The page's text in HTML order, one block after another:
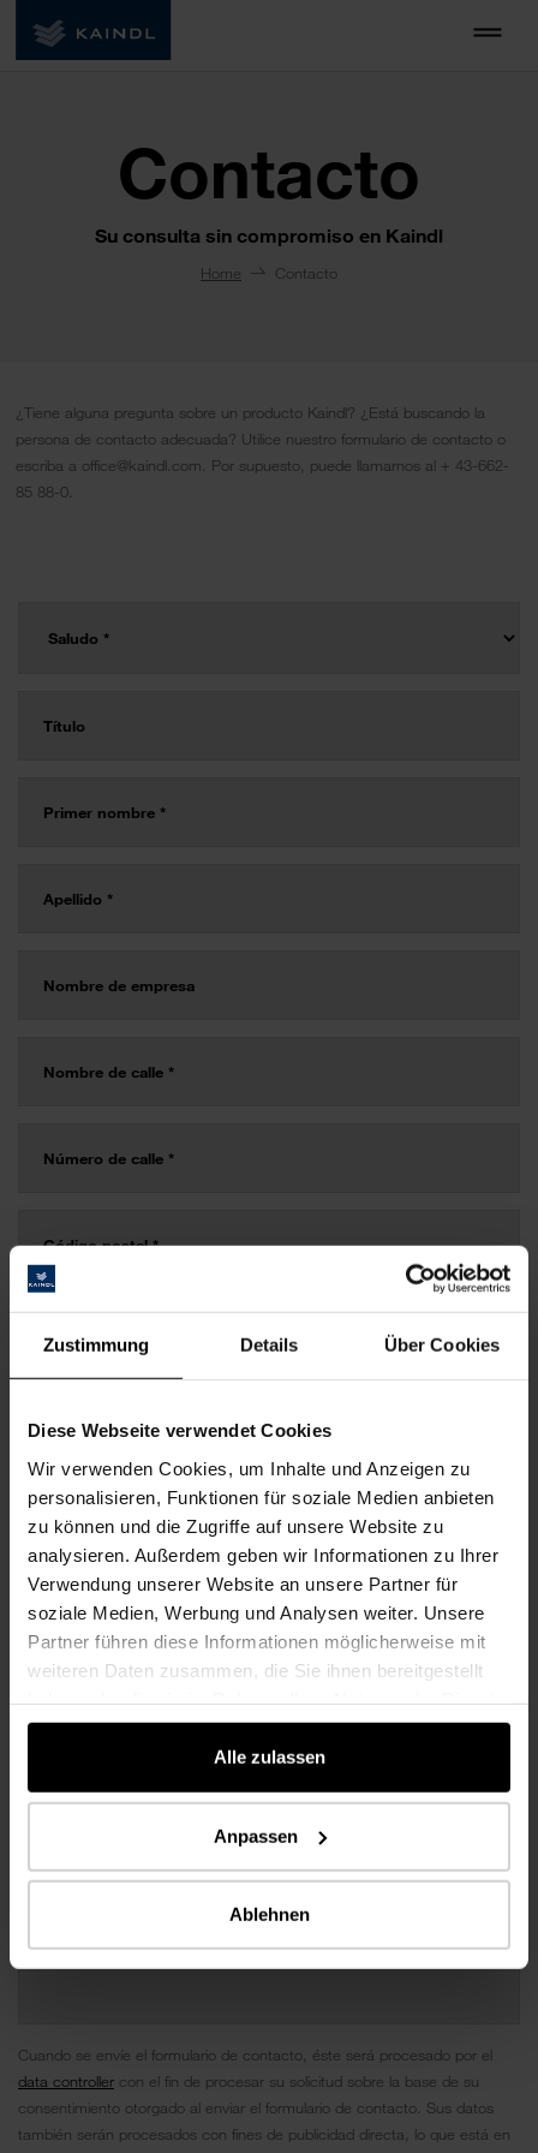
Zustimmung Details Über Cookies
Diese Webseite verwendet Cookies
Wir verwenden Cookies, um Inhalte und Anzeigen zu
personalisieren, Funktionen für soziale Medien anbieten
zu können und die Zugriffe auf unsere Website zu
analysieren. Außerdem geben wir Informationen zu Ihrer
Verwendung unserer Website an unsere Partner für
soziale Medien, Werbung und Analysen weiter. Unsere
Partner führen diese Informationen möglicherweise mit
weiteren Daten zusammen, die Sie ihnen bereitgestellt
gesammelt haben.
Alle zulassen
Anpassen
Ablehnen
Contacto
Su consulta sin compromiso en Kaindl
Home Contacto
¿Tiene alguna pregunta sobre un producto Kaindl? ¿Está buscando la
persona de contacto adecuada? Utilice nuestro formulario de contacto o
escriba a office@kaindl.com. Por supuesto, puede llamarnos al + 43-662-
85 88-0.
Cuando se envíe el formulario de contacto, éste será procesado por el
data controller con el fin de procesar su solicitud sobre la base de su
consentimiento otorgado al enviar el formulario de contacto. Sus datos
también serán procesados ​​con fines de publicidad directa, lo que está en